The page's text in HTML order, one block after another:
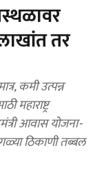
तर
कमी उत्पन्न
महाराष्ट्र
आवास योजना-
ठिकाणी तब्बल